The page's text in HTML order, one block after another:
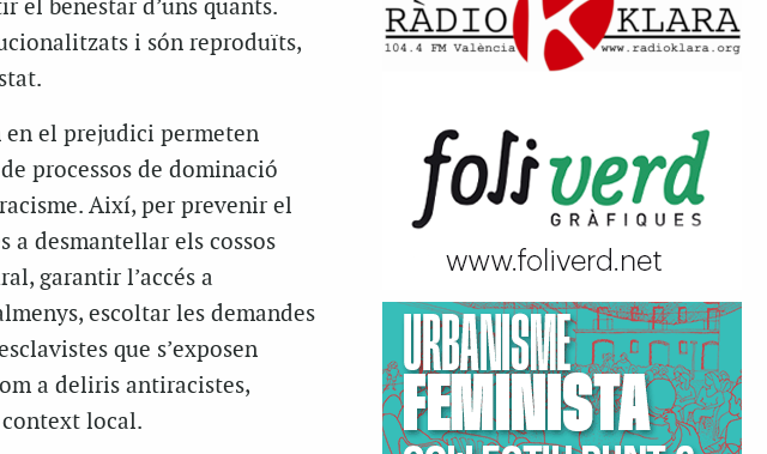
el benestar d’uns quants.
i són reproduïts,
en el prejudici permeten
processos de dominació
Així, per prevenir el
a desmantellar els cossos
garantir l’accés a
escoltar les demandes
que s’exposen
a deliris antiracistes,
local.